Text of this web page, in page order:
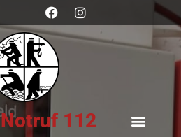
Notruf 112